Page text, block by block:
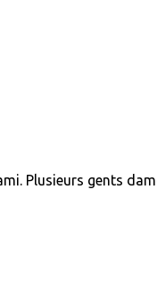
Plusieurs gents